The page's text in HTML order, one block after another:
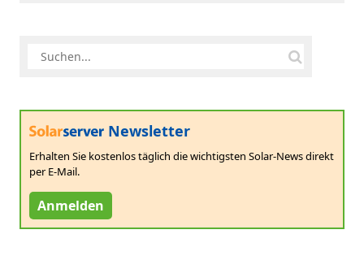
Newsletter
Erhalten Sie kostenlos täglich die wichtigsten Solar-News direkt
per E-Mail.
Anmelden